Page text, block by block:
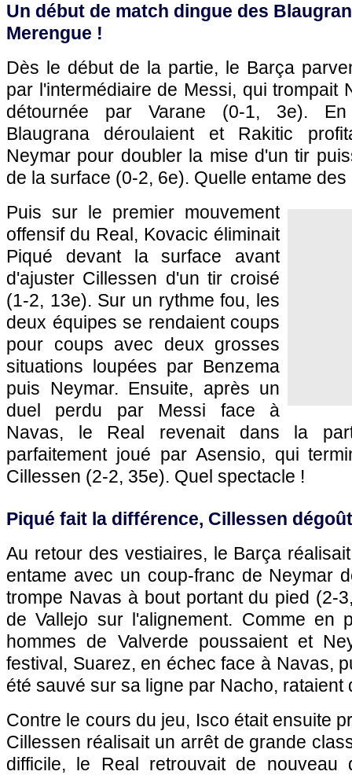
Un début de match dingue des
Merengue !
Dès le début de la partie, le Barça
par l'intermédiaire de Messi, qui trompait
détournée par Varane (0-1, 3e). En
Blaugrana déroulaient et Rakitic
Neymar pour doubler la mise d'un tir
de la surface (0-2, 6e). Quelle entame des
Puis sur le premier mouvement
offensif du Real, Kovacic éliminait
Piqué devant la surface avant
d'ajuster Cillessen d'un tir croisé
(1-2, 13e). Sur un rythme fou, les
deux équipes se rendaient coups
pour coups avec deux grosses
situations loupées par Benzema
puis Neymar. Ensuite, après un
duel perdu par Messi face à
Navas, le Real revenait dans la
parfaitement joué par Asensio, qui
Cillessen (2-2, 35e). Quel spectacle !
Piqué fait la différence, Cillessen
Au retour des vestiaires, le Barça
entame avec un coup-franc de Neymar
trompe Navas à bout portant du pied (2-
de Vallejo sur l'alignement. Comme en
hommes de Valverde poussaient et
festival, Suarez, en échec face à Navas,
été sauvé sur sa ligne par Nacho, rataient
Contre le cours du jeu, Isco était ensuite
Cillessen réalisait un arrêt de grande
difficile, le Real retrouvait de nouveau